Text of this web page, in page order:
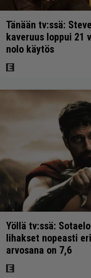
Tänään tv:ssä:
kaveruus loppui 21
nolo käytös
Yöllä tv:ssä:
lihakset nopeasti
arvosana on 7,6